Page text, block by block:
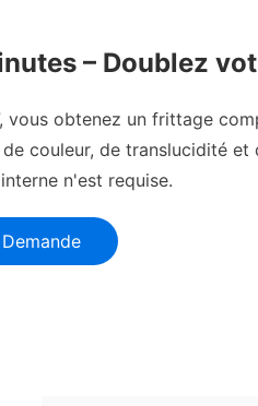
– Doublez
obtenez un frittage
couleur, de translucidité
n'est requise.
Demande